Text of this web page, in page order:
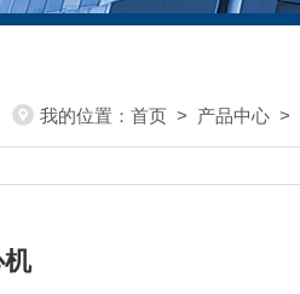
我的位置： 首页 > 产品中心 >